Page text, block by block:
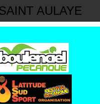
AULAYE